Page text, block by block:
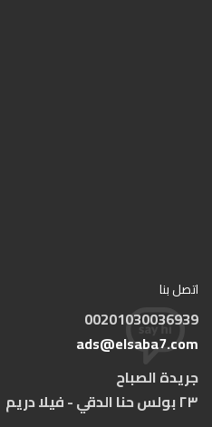
اتصل بنا
00201030036939
ads@elsaba7.com
جريدة الصباح
٢٣ بولس حنا الدقي - فيلا دريم